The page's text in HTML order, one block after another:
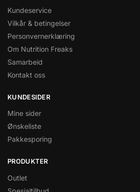
Kundeservice
Vilkår & betingelser
Personvernerklæring
Om Nutrition Freaks
Samarbeid
Kontakt oss
KUNDESIDER
Mine sider
Ønskeliste
Pakkesporing
PRODUKTER
Outlet